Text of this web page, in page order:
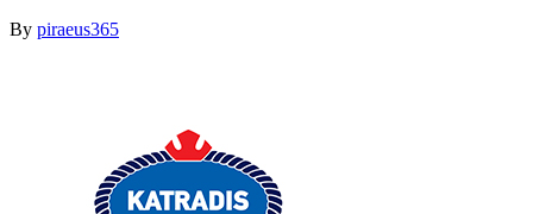
By piraeus365